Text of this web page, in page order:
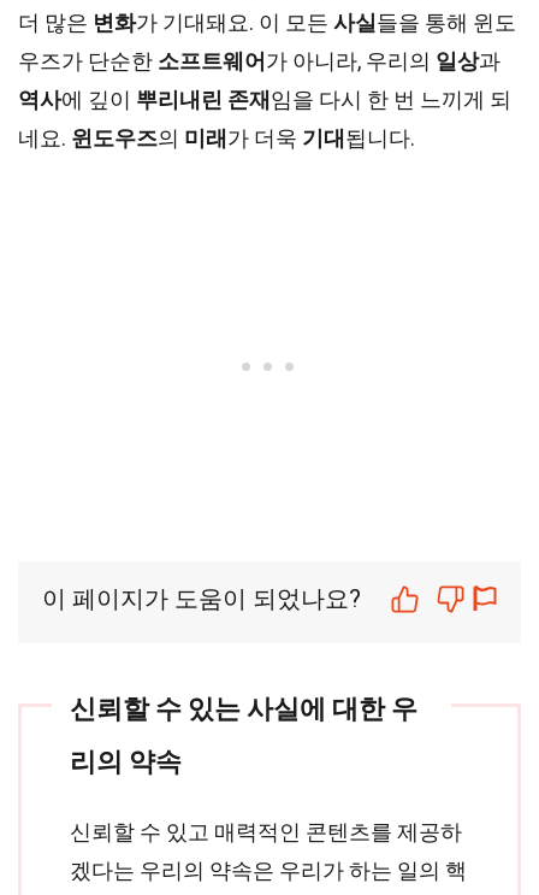
더 많은 변화가 기대돼요. 이 모든 사실 들을 통해 윈도
우즈가 단순한 소프트웨어 가 아니라, 우리의 일상과
역사에 깊이 뿌리내린 존재 임을 다시 한 번 느끼게 되
네요. 윈도우즈의 미래 가 더욱 기대 됩니다.
이 페이지가 도움이 되었나요?
신뢰할 수 있는 사실에 대한 우
리의 약속
신뢰할 수 있고 매력적인 콘텐츠를 제공하
겠다는 우리의 약속은 우리가 하는 일의 핵